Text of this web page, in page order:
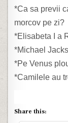
*Ca sa previi
morcov pe zi?
*Elisabeta I a
*Michael
*Pe Venus
*Camilele au
Share this: